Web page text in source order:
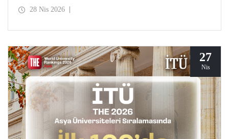
Vladimir Keilis-Borok Madalyası’na (2026) layık görüldü.
28 Nis 2026
27
Nis